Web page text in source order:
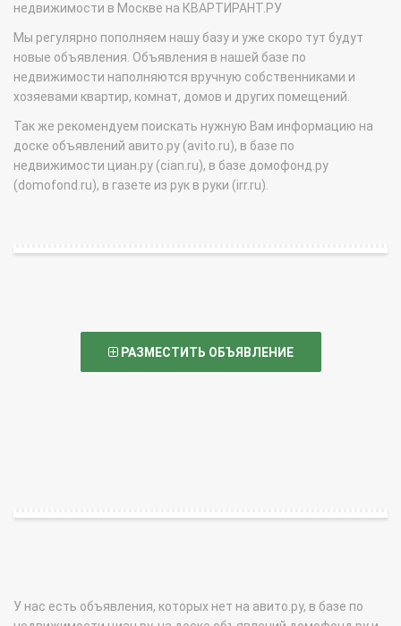
недвижимости в Москве на КВАРТИРАНТ.РУ
Мы регулярно пополняем нашу базу и уже скоро тут будут
новые объявления. Объявления в нашей базе по
недвижимости наполняются вручную собственниками и
хозяевами квартир, комнат, домов и других помещений.
Так же рекомендуем поискать нужную Вам информацию на
доске объявлений авито.ру (avito.ru), в базе по
недвижимости циан.ру (cian.ru), в базе домофонд.ру
(domofond.ru), в газете из рук в руки (irr.ru).
РАЗМЕСТИТЬ ОБЪЯВЛЕНИЕ
У нас есть объявления, которых нет на авито.ру, в базе по